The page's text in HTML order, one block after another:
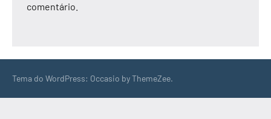
comentário.
Tema do WordPress: Occasio by ThemeZee.